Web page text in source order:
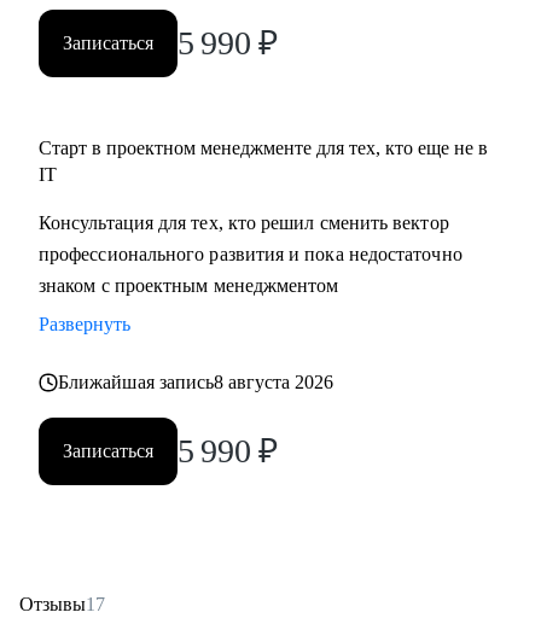
Записаться 5 990 ₽
Старт в проектном менеджменте для тех, кто еще не в
IT
Консультация для тех, кто решил сменить вектор
профессионального развития и пока недостаточно
знаком с проектным менеджментом
Развернуть
Ближайшая запись8 августа 2026
Записаться 5 990 ₽
Отзывы17